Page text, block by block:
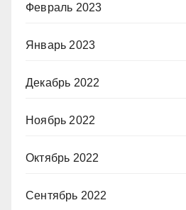
Февраль 2023
Январь 2023
Декабрь 2022
Ноябрь 2022
Октябрь 2022
Сентябрь 2022